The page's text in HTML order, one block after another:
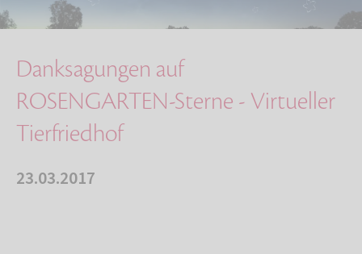
Danksagungen auf
ROSENGARTEN-Sterne - Virtueller
Tierfriedhof
23.03.2017